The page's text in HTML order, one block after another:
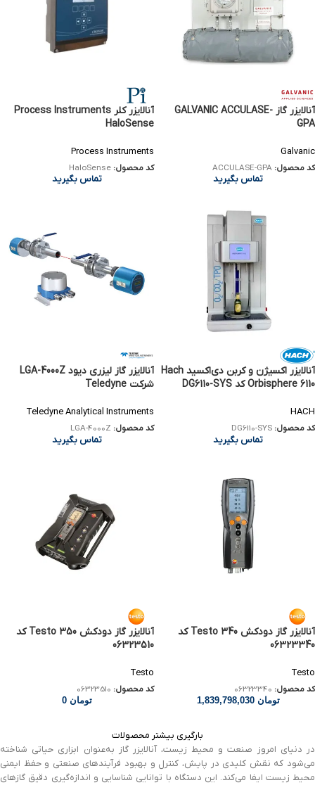
آنالایزر گاز GALVANIC ACCULASE-
GPA
Galvanic
کد محصول: ACCULASE-GPA
تماس بگیرید
آنالایزر کلر Process Instruments
HaloSense
Process Instruments
کد محصول: HaloSense
تماس بگیرید
آنالایزر اکسیژن و کربن دی‌اکسید Hach
Orbisphere 6110 کد DG6110-SYS
HACH
کد محصول: DG6110-SYS
تماس بگیرید
آنالایزر گاز لیزری دیود LGA-4000Z
شرکت Teledyne
Teledyne Analytical Instruments
کد محصول: LGA-4000Z
تماس بگیرید
آنالایزر گاز دودکش Testo 340 کد
06323340
Testo
کد محصول: 06323340
تومان 1,839,798,030
آنالایزر گاز دودکش Testo 350 کد
06323510
Testo
کد محصول: 06323510
تومان
بارگیری بیشتر محصولات
در دنیای امروز صنعت و محیط زیست، آنالایزر گاز به‌عنوان ابزاری حیاتی شناخته
می‌شود که نقش کلیدی در پایش، کنترل و بهبود فرآیندهای صنعتی و حفظ ایمنی
محیط زیست ایفا می‌کند. این دستگاه با توانایی شناسایی و اندازه‌گیری دقیق گازهای